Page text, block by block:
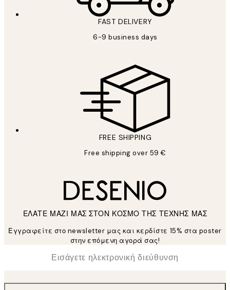
FAST DELIVERY
6-9 business days
FREE SHIPPING
Free shipping over 59 €
ΕΛΑΤΕ ΜΑΖΙ ΜΑΣ ΣΤΟΝ ΚΟΣΜΟ ΤΗΣ ΤΕΧΝΗΣ ΜΑΣ
Εγγραφείτε στο newsletter μας και κερδίστε 15% στα poster
στην επόμενη αγορά σας!
Ηλεκτρονική Διεύθυνση